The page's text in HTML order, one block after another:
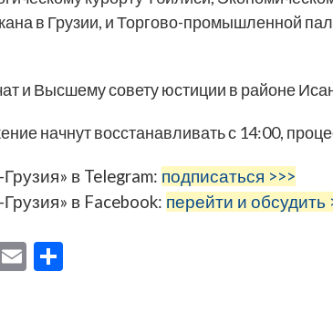
в Грузии, и Торгово-промышленной
и Высшему совету юстиции в районе
начнут восстанавливать с 14:00,
в Telegram: подписаться >>>
в Facebook: перейти и обсудить
E